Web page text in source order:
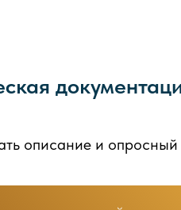
описание и опросный